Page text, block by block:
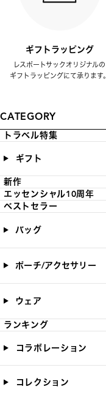
ギフトラッピング
レスポートサックオリジナルの
ギフトラッピングにて承ります。
CATEGORY
トラベル特集
ギフト
新作
エッセンシャル10周年
ベストセラー
バッグ
ポーチ/アクセサリー
ウェア
ランキング
コラボレーション
コレクション